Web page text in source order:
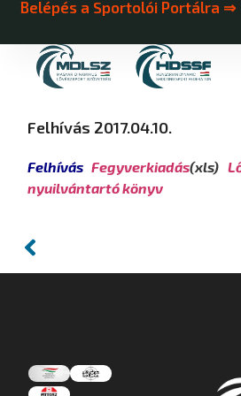
Belépés a Sportolói Portálra ⇒
Felhívás 2017.04.10.
Felhívás Fegyverkiadás(xls)
nyuilvántartó könyv